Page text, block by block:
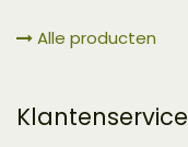
Alle producten
Klantenservice